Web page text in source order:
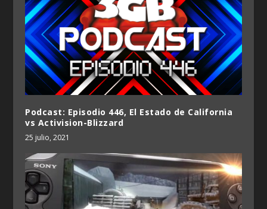
Podcast: Episodio 446, El Estado de California
vs Activision-Blizzard
25 julio, 2021